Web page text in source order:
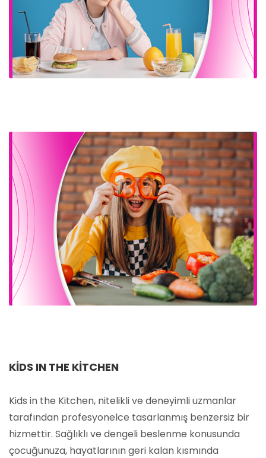
KIDS IN THE KITCHEN
Kids in the Kitchen, nitelikli ve deneyimli uzmanlar
tarafından profesyonelce tasarlanmış benzersiz bir
hizmettir. Sağlıklı ve dengeli beslenme konusunda
çocuğunuza, hayatlarının geri kalan kısmında